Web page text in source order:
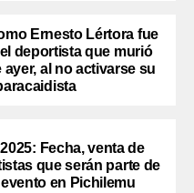
Ernesto Lértora fue
deportista que murió
al no activarse su
Fecha, venta de
que serán parte de
en Pichilemu